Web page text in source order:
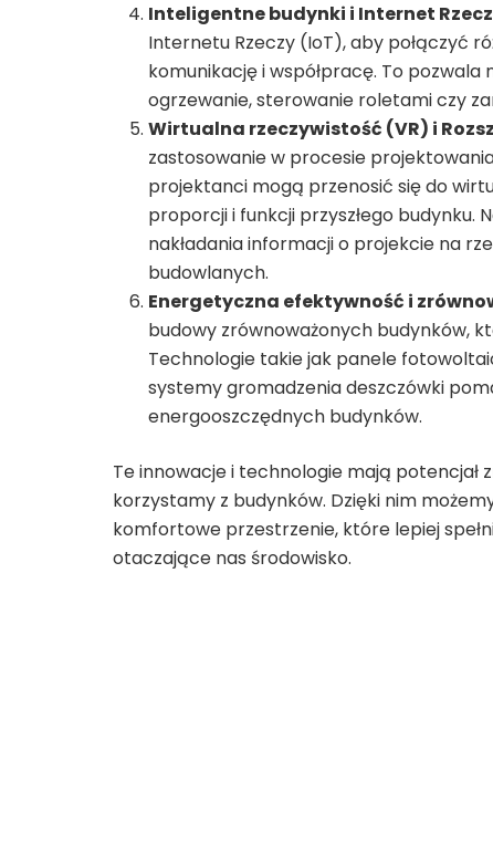
Inteligentne budynki i Internet
Internetu Rzeczy (IoT), aby połączyć
komunikację i współpracę. To
ogrzewanie, sterowanie roletami czy
Wirtualna rzeczywistość (VR) i
zastosowanie w procesie
projektanci mogą przenosić się do
proporcji i funkcji przyszłego budynku.
nakładania informacji o projekcie na
budowlanych.
Energetyczna efektywność i
budowy zrównoważonych budynków,
Technologie takie jak panele
systemy gromadzenia deszczówki
energooszczędnych budynków.
Te innowacje i technologie mają
korzystamy z budynków. Dzięki nim
komfortowe przestrzenie, które lepiej
otaczające nas środowisko.